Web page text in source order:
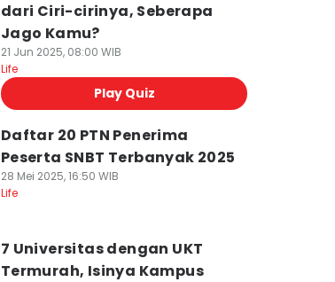
dari Ciri-cirinya, Seberapa
Jago Kamu?
21 Jun 2025, 08:00 WIB
Life
Play Quiz
Daftar 20 PTN Penerima
Peserta SNBT Terbanyak 2025
28 Mei 2025, 16:50 WIB
Life
7 Universitas dengan UKT
Termurah, Isinya Kampus